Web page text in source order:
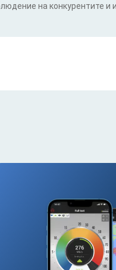
на конкурентите